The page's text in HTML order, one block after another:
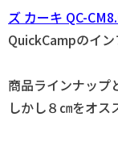
ズ カーキ QC-
QuickCampのイン
商品ラインナップ
しかし８㎝をオス